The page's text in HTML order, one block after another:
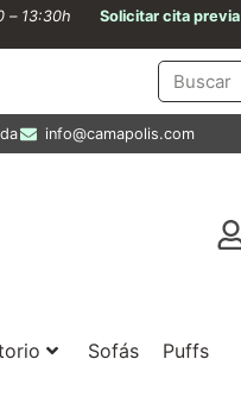
– 13:30h Solicitar cita previa
info@camapolis.com
Sofás Puffs